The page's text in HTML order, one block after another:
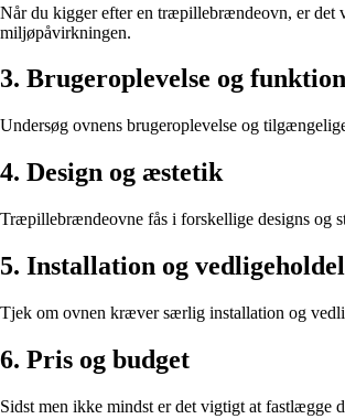
Når du kigger efter en træpillebrændeovn, er det
miljøpåvirkningen.
3. Brugeroplevelse og
Undersøg ovnens brugeroplevelse og
4. Design og æstetik
Træpillebrændeovne fås i forskellige designs og
5. Installation og
Tjek om ovnen kræver særlig installation og
6. Pris og budget
Sidst men ikke mindst er det vigtigt at